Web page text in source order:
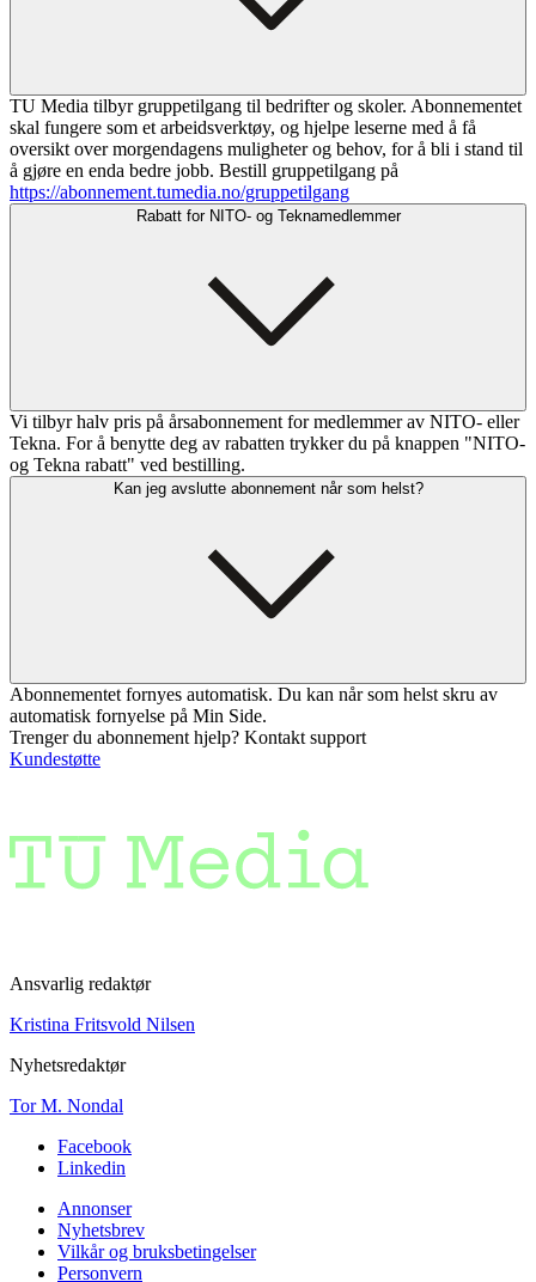
TU Media tilbyr gruppetilgang til bedrifter og skoler. Abonnementet
skal fungere som et arbeidsverktøy, og hjelpe leserne med å få
oversikt over morgendagens muligheter og behov, for å bli i stand til
å gjøre en enda bedre jobb. Bestill gruppetilgang på
https://abonnement.tumedia.no/gruppetilgang
Rabatt for NITO- og Teknamedlemmer
Vi tilbyr halv pris på årsabonnement for medlemmer av NITO- eller
Tekna. For å benytte deg av rabatten trykker du på knappen "NITO-
og Tekna rabatt" ved bestilling.
Kan jeg avslutte abonnement når som helst?
Abonnementet fornyes automatisk. Du kan når som helst skru av
automatisk fornyelse på Min Side.
Trenger du abonnement hjelp? Kontakt support
Kundestøtte
Ansvarlig redaktør
Kristina Fritsvold Nilsen
Nyhetsredaktør
Tor M. Nondal
Facebook
Linkedin
Annonser
Nyhetsbrev
Vilkår og bruksbetingelser
Personvern